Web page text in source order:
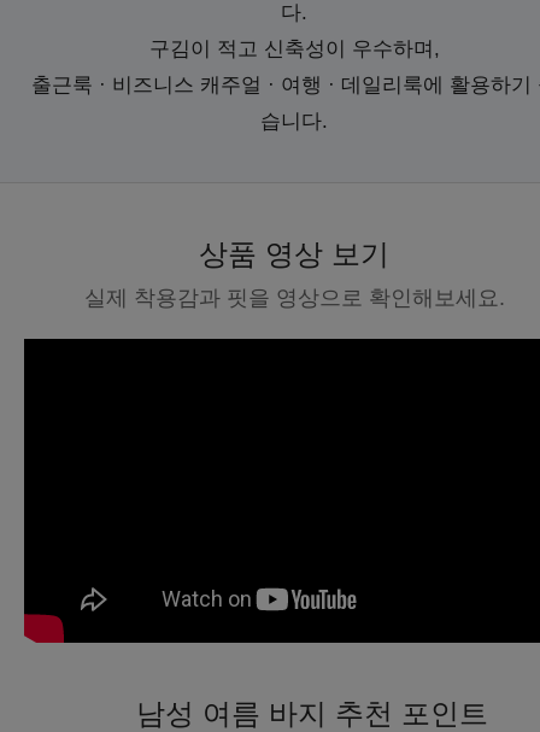
다.
구김이 적고 신축성이 우수하며,
출근룩 · 비즈니스 캐주얼 · 여행 · 데일리룩에 활용하기
습니다.
상품 영상 보기
실제 착용감과 핏을 영상으로 확인해보세요.
남성 여름 바지 추천 포인트